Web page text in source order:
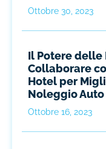
Ottobre 30, 2023
Il Potere delle
Collaborare
Hotel per
Noleggio Auto
Ottobre 16, 2023